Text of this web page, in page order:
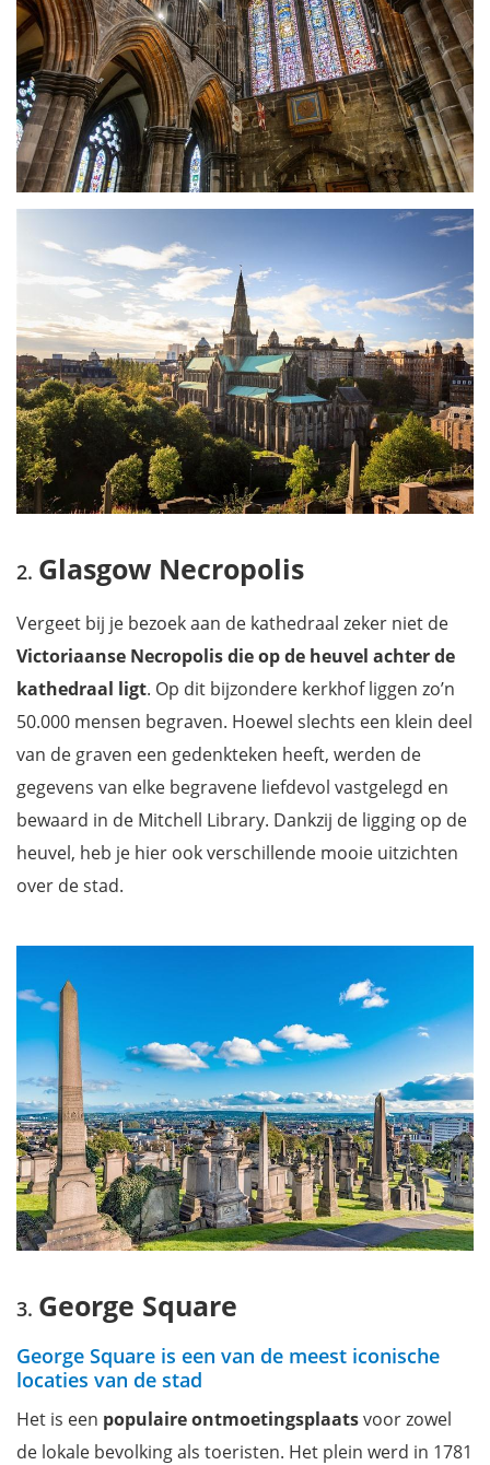
Glasgow Necropolis
Vergeet bij je bezoek aan de kathedraal zeker niet de
Victoriaanse Necropolisdie op de heuvel achter de
kathedraal ligt. Op dit bijzondere kerkhof liggen zo’n
50.000 mensen begraven. Hoewel slechts een klein deel
van de graven een gedenkteken heeft, werden de
gegevens van elke begravene liefdevol vastgelegd en
bewaard in de Mitchell Library. Dankzij de ligging op de
heuvel, heb je hier ook verschillende mooie uitzichten
over de stad.
George Square
George Square is een van de meest iconische
locaties van de stad
Het is een populaire ontmoetingsplaatsvoor zowel
de lokale bevolking als toeristen. Het plein werd in 1781